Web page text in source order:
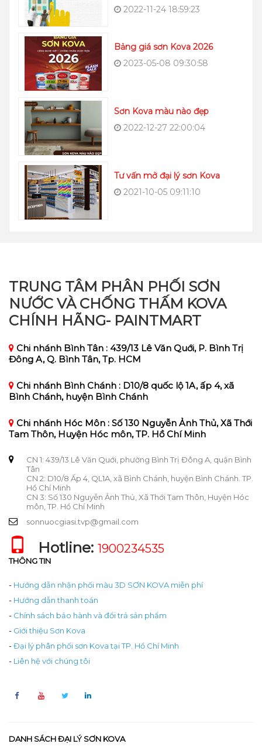
2022-11-24 18:59:23
Bảng giá sơn Kova 2026
2023-05-08 09:30:58
Sơn Kova màu nào đẹp
2022-12-27 22:00:04
Tư vấn mở đại lý sơn Kova
2021-10-05 09:11:10
TRUNG TÂM PHÂN PHỐI SƠN
NƯỚC VÀ CHỐNG THẤM KOVA
CHÍNH HÃNG- PAINTMART
Chi nhánh Bình Tân : 439/13 Lê Văn Quới, P. Bình Trị
Đông A, Q. Bình Tân, Tp. HCM
Chi nhánh Bình Chánh : D10/8 quốc lộ 1A, ấp 4, xã
Bình Chánh, huyện Bình Chánh
Chi nhánh Hóc Môn : Số 130 Nguyễn Ảnh Thủ, Xã Thới
Tam Thôn, Huyện Hóc môn, TP. Hồ Chí Minh
CN 1: 439/13 Lê Văn Quới, phường Bình Trị Đông A, quận Bình
Tân
CN 2: D10/8 Ấp 4, QL1A, xã Bình Chánh, huyện Bình Chánh. TP.
Hồ Chí Minh
CN 3: Số 130 Nguyễn Ảnh Thủ, Xã Thới Tam Thôn, Huyện Hóc
môn, TP. Hồ Chí Minh
sonnuocgiasi.tvp@gmail.com
Hotline: 1900234535
THÔNG TIN
- Hướng dẫn nhận phối màu 3D SƠN KOVA miễn phí
- Hướng dẫn thanh toán
- Chính sách bảo hành và đổi trả sản phẩm
- Giới thiệu Sơn Kova
-Đại lý phân phối sơn Kova tại TP. Hồ Chí Minh
- Liên hệ với chúng tôi
DANH SÁCH ĐẠI LÝ SƠN KOVA